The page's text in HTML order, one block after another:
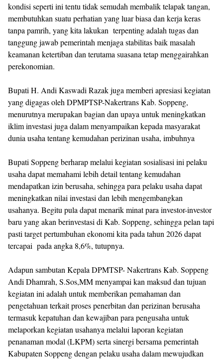
kondisi seperti ini tentu tidak semudah membalik telapak tangan,
membutuhkan suatu perhatian yang luar biasa dan kerja keras
tanpa pamrih, yang kita lakukan terpenting adalah tugas dan
tanggung jawab pemerintah menjaga stabilitas baik masalah
keamanan ketertiban dan terutama suasana tetap menggairahkan
perekonomian.
Bupati H. Andi Kaswadi Razak juga memberi apresiasi kegiatan
yang digagas oleh DPMPTSP-Nakertrans Kab. Soppeng,
menurutnya merupakan bagian dan upaya untuk meningkatkan
iklim investasi juga dalam menyampaikan kepada masyarakat
dunia usaha tentang kemudahan perizinan usaha, imbuhnya
Bupati Soppeng berharap melalui kegiatan sosialisasi ini pelaku
usaha dapat memahami lebih detail tentang kemudahan
mendapatkan izin berusaha, sehingga para pelaku usaha dapat
meningkatkan nilai investasi dan lebih mengembangkan
usahanya. Begitu pula dapat menarik minat para investor-investor
baru yang akan berinvestasi di Kab. Soppeng, sehingga pelan tapi
pasti target pertumbuhan ekonomi kita pada tahun 2026 dapat
tercapai pada angka 8,6%, tutupnya.
Adapun sambutan Kepala DPMTSP- Nakertrans Kab. Soppeng
Andi Dhamrah, S.Sos,MM menyampai kan maksud dan tujuan
kegiatan ini adalah untuk memberikan pemahaman dan
pengetahuan terkait proses penerbitan dan perizinan berusaha
termasuk kepatuhan dan kewajiban para pengusaha untuk
melaporkan kegiatan usahanya melalui laporan kegiatan
penanaman modal (LKPM) serta sinergi bersama pemerintah
Kabupaten Soppeng dengan pelaku usaha dalam mewujudkan